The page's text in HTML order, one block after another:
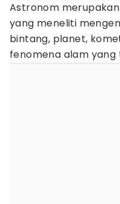
Astronom
yang meneliti
bintang, planet,
fenomena alam yang